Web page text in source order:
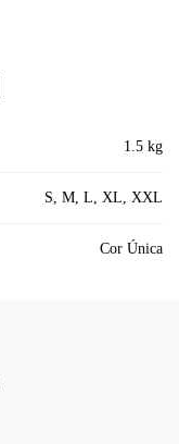
1.5 kg
S, M, L, XL, XXL
Cor Única